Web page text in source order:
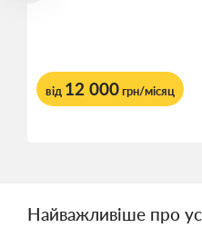
від 12 000грн/місяц
Найважливіше про